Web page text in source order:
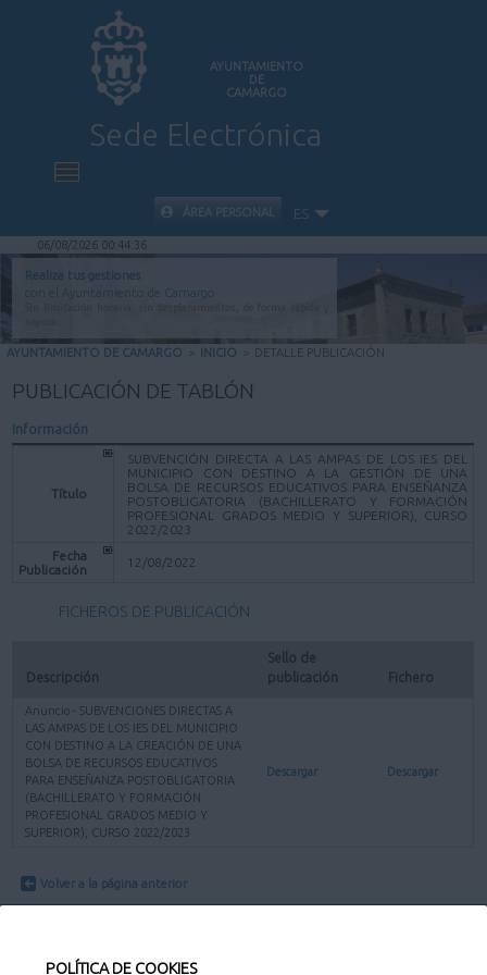
POLÍTICA DE COOKIES
AYUNTAMIENTO
DE
CAMARGO
Sede Electrónica
INICIO
INFORMACIÓN PÚBLICA
CARPETA CIUDADANA
VALIDACIÓN DE DOCUMENTOS
ÁREA PERSONAL ES
06/08/2026 00:44:36
Realiza tus gestiones
con el Ayuntamiento de Camargo
AYUNTAMIENTO DE CAMARGO > INICIO > DETALLE PUBLICACIÓN
PUBLICACIÓN DE TABLÓN
Información
Título
SUBVENCIÓN DIRECTA A LAS AMPAS DE LOS IES DEL
MUNICIPIO CON DESTINO A LA GESTIÓN DE UNA
BOLSA DE RECURSOS EDUCATIVOS PARA ENSEÑANZA
POSTOBLIGATORIA (BACHILLERATO Y FORMACIÓN
PROFESIONAL GRADOS MEDIO Y SUPERIOR), CURSO
2022/2023
Fecha
Publicación
12/08/2022
FICHEROS DE PUBLICACIÓN
Descripción
Sello de
publicación
Fichero
Anuncio - SUBVENCIONES DIRECTAS A
LAS AMPAS DE LOS IES DEL MUNICIPIO
CON DESTINO A LA CREACIÓN DE UNA
BOLSA DE RECURSOS EDUCATIVOS
PARA ENSEÑANZA POSTOBLIGATORIA
(BACHILLERATO Y FORMACIÓN
PROFESIONAL GRADOS MEDIO Y
SUPERIOR), CURSO 2022/2023
Descargar Descargar
Volver a la página anterior